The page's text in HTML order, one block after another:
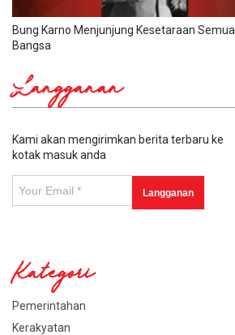
Bung Karno Menjunjung Kesetaraan Semua
Bangsa
Langganan
Kami akan mengirimkan berita terbaru ke
kotak masuk anda
Kategori
Pemerintahan
Kerakyatan